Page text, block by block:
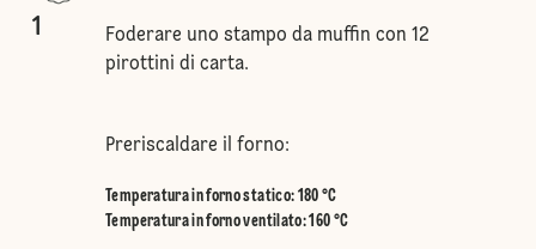
1
Foderare uno stampo da muffin con 12
pirottini di carta.
Preriscaldare il forno:
Temperatura in forno statico: 180 °C
Temperatura in forno ventilato:160 °C